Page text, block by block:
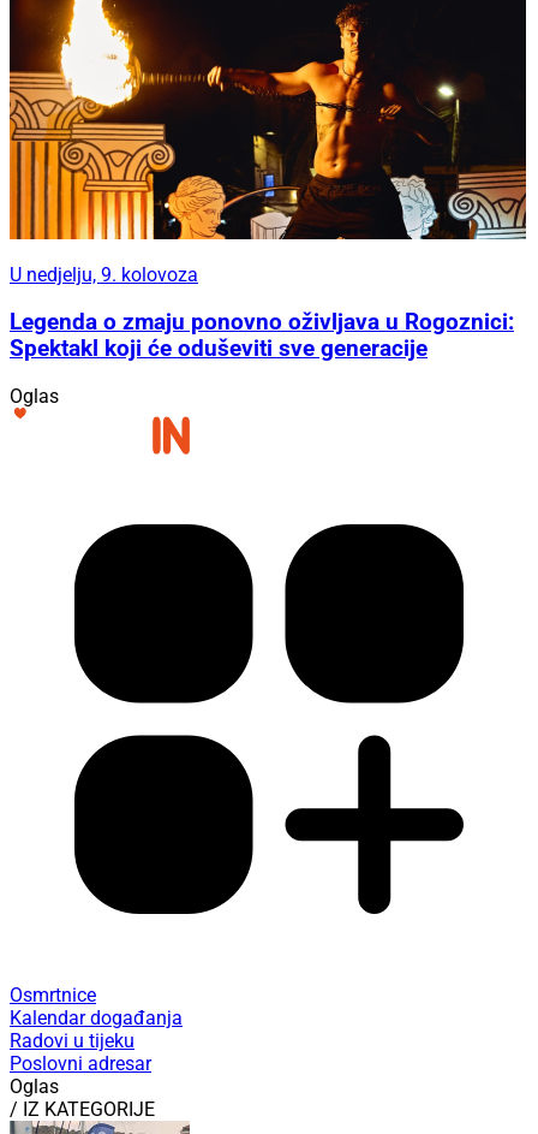
U nedjelju, 9. kolovoza
Legenda o zmaju ponovno oživljava u Rogoznici:
Spektakl koji će oduševiti sve generacije
Oglas
Osmrtnice
Kalendar događanja
Radovi u tijeku
Poslovni adresar
Oglas
/ IZ KATEGORIJE